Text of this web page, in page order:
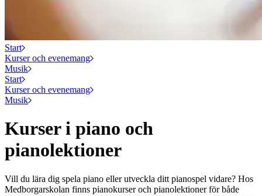
Start
Kurser och evenemang
Musik
Start
Kurser och evenemang
Musik
Kurser i piano och
pianolektioner
Vill du lära dig spela piano eller utveckla ditt pianospel vidare? Hos
Medborgarskolan finns pianokurser och pianolektioner för både